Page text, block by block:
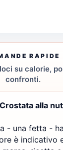
RAPIDE
su calorie,
confronti.
alla
- una fetta -
è indicativo